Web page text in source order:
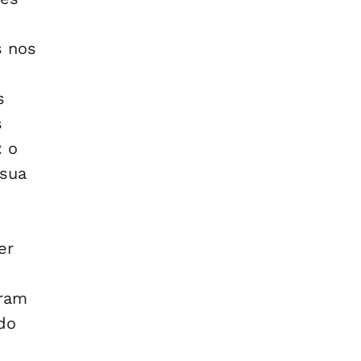
nos
o